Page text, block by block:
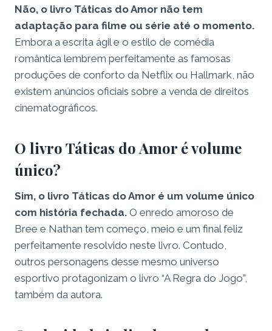
Não, o livro Táticas do Amor não tem
adaptação para filme ou série até o momento.
Embora a escrita ágil e o estilo de comédia
romântica lembrem perfeitamente as famosas
produções de conforto da Netflix ou Hallmark, não
existem anúncios oficiais sobre a venda de direitos
cinematográficos.
O livro Táticas do Amor é volume
único?
Sim, o livro Táticas do Amor é um volume único
com história fechada. O enredo amoroso de
Bree e Nathan tem começo, meio e um final feliz
perfeitamente resolvido neste livro. Contudo,
outros personagens desse mesmo universo
esportivo protagonizam o livro “A Regra do Jogo”,
também da autora.